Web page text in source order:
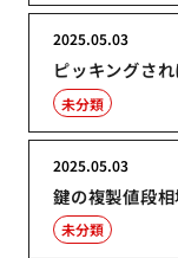
ピッキングさ
2025.05.03
未分類
鍵の複製値段
2025.05.03
未分類